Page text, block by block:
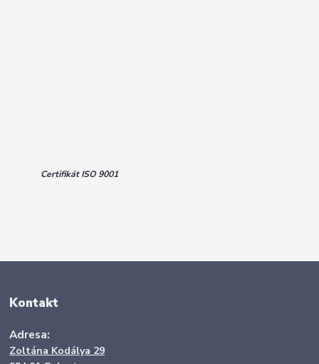
Certifikát ISO 9001
Kontakt
Adresa:
Zoltána Kodálya 29